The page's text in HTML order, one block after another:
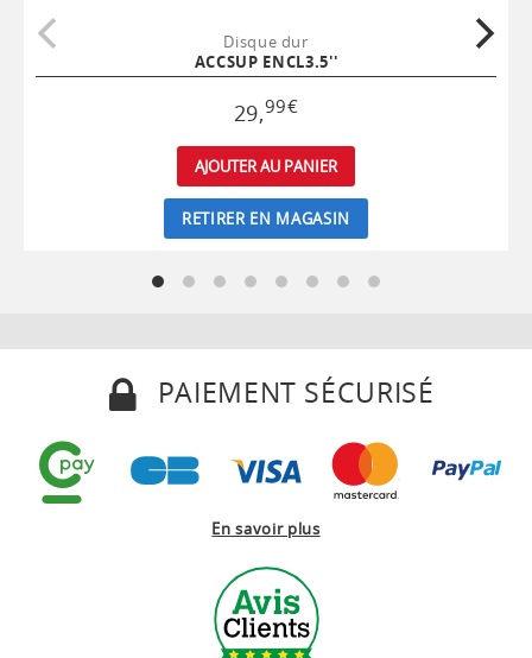
Disque dur
ACCSUP ENCL3.5''
29,99€
AJOUTER AU PANIER
RETIRER EN MAGASIN
PAIEMENT SÉCURISÉ
En savoir plus